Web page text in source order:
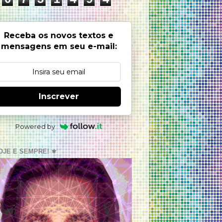
Receba os novos textos e
mensagens em seu e-mail:
Inscrever
Powered by
E SEMPRE! ⚜️